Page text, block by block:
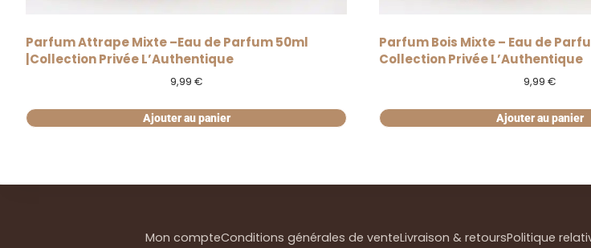
Parfum Attrape Mixte –Eau de Parfum 50ml
|Collection Privée L’Authentique
9,99 €
Ajouter au panier
Parfum Bois Mixte – Eau de
Collection Privée L’Authentique
9,99 €
Ajouter au panier
Mon compteConditions générales de venteLivraison & retoursPolitique